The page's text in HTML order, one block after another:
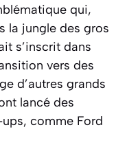
qui,
la jungle des gros
s’inscrit dans
vers des
d’autres grands
lancé des
comme Ford